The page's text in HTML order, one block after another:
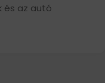
és az autó